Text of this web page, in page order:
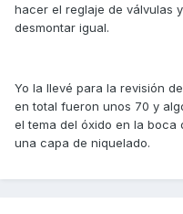
hacer el reglaje de válvulas
desmontar igual.
Yo la llevé para la revisión
en total fueron unos 70 y
el tema del óxido en la boca
una capa de niquelado.